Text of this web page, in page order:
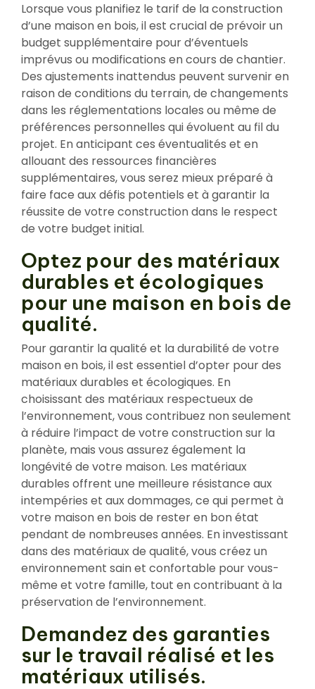
Lorsque vous planifiez le tarif de la construction
d’une maison en bois, il est crucial de prévoir un
budget supplémentaire pour d’éventuels
imprévus ou modifications en cours de chantier.
Des ajustements inattendus peuvent survenir en
raison de conditions du terrain, de changements
dans les réglementations locales ou même de
préférences personnelles qui évoluent au fil du
projet. En anticipant ces éventualités et en
allouant des ressources financières
supplémentaires, vous serez mieux préparé à
faire face aux défis potentiels et à garantir la
réussite de votre construction dans le respect
de votre budget initial.
Optez pour des matériaux
durables et écologiques
pour une maison en bois de
qualité.
Pour garantir la qualité et la durabilité de votre
maison en bois, il est essentiel d’opter pour des
matériaux durables et écologiques. En
choisissant des matériaux respectueux de
l’environnement, vous contribuez non seulement
à réduire l’impact de votre construction sur la
planète, mais vous assurez également la
longévité de votre maison. Les matériaux
durables offrent une meilleure résistance aux
intempéries et aux dommages, ce qui permet à
votre maison en bois de rester en bon état
pendant de nombreuses années. En investissant
dans des matériaux de qualité, vous créez un
environnement sain et confortable pour vous-
même et votre famille, tout en contribuant à la
préservation de l’environnement.
Demandez des garanties
sur le travail réalisé et les
matériaux utilisés.